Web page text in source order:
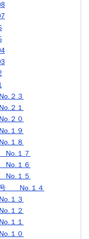
２３
２１
２０
１９
１８
１７
１６
１５
号 No.１４
１３
１２
１１
１０